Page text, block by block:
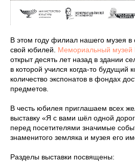
В этом году филиал нашего музея в
свой юбилей. Мемориальный музей
открыт десять лет назад в здании
в которой учился когда-то будущий
количество экспонатов в фондах
предметов.
В честь юбилея приглашаем всех
выставку «Я с вами шёл одной
перед посетителями значимые
знаменитого земляка и музея его
Разделы выставки посвящены: